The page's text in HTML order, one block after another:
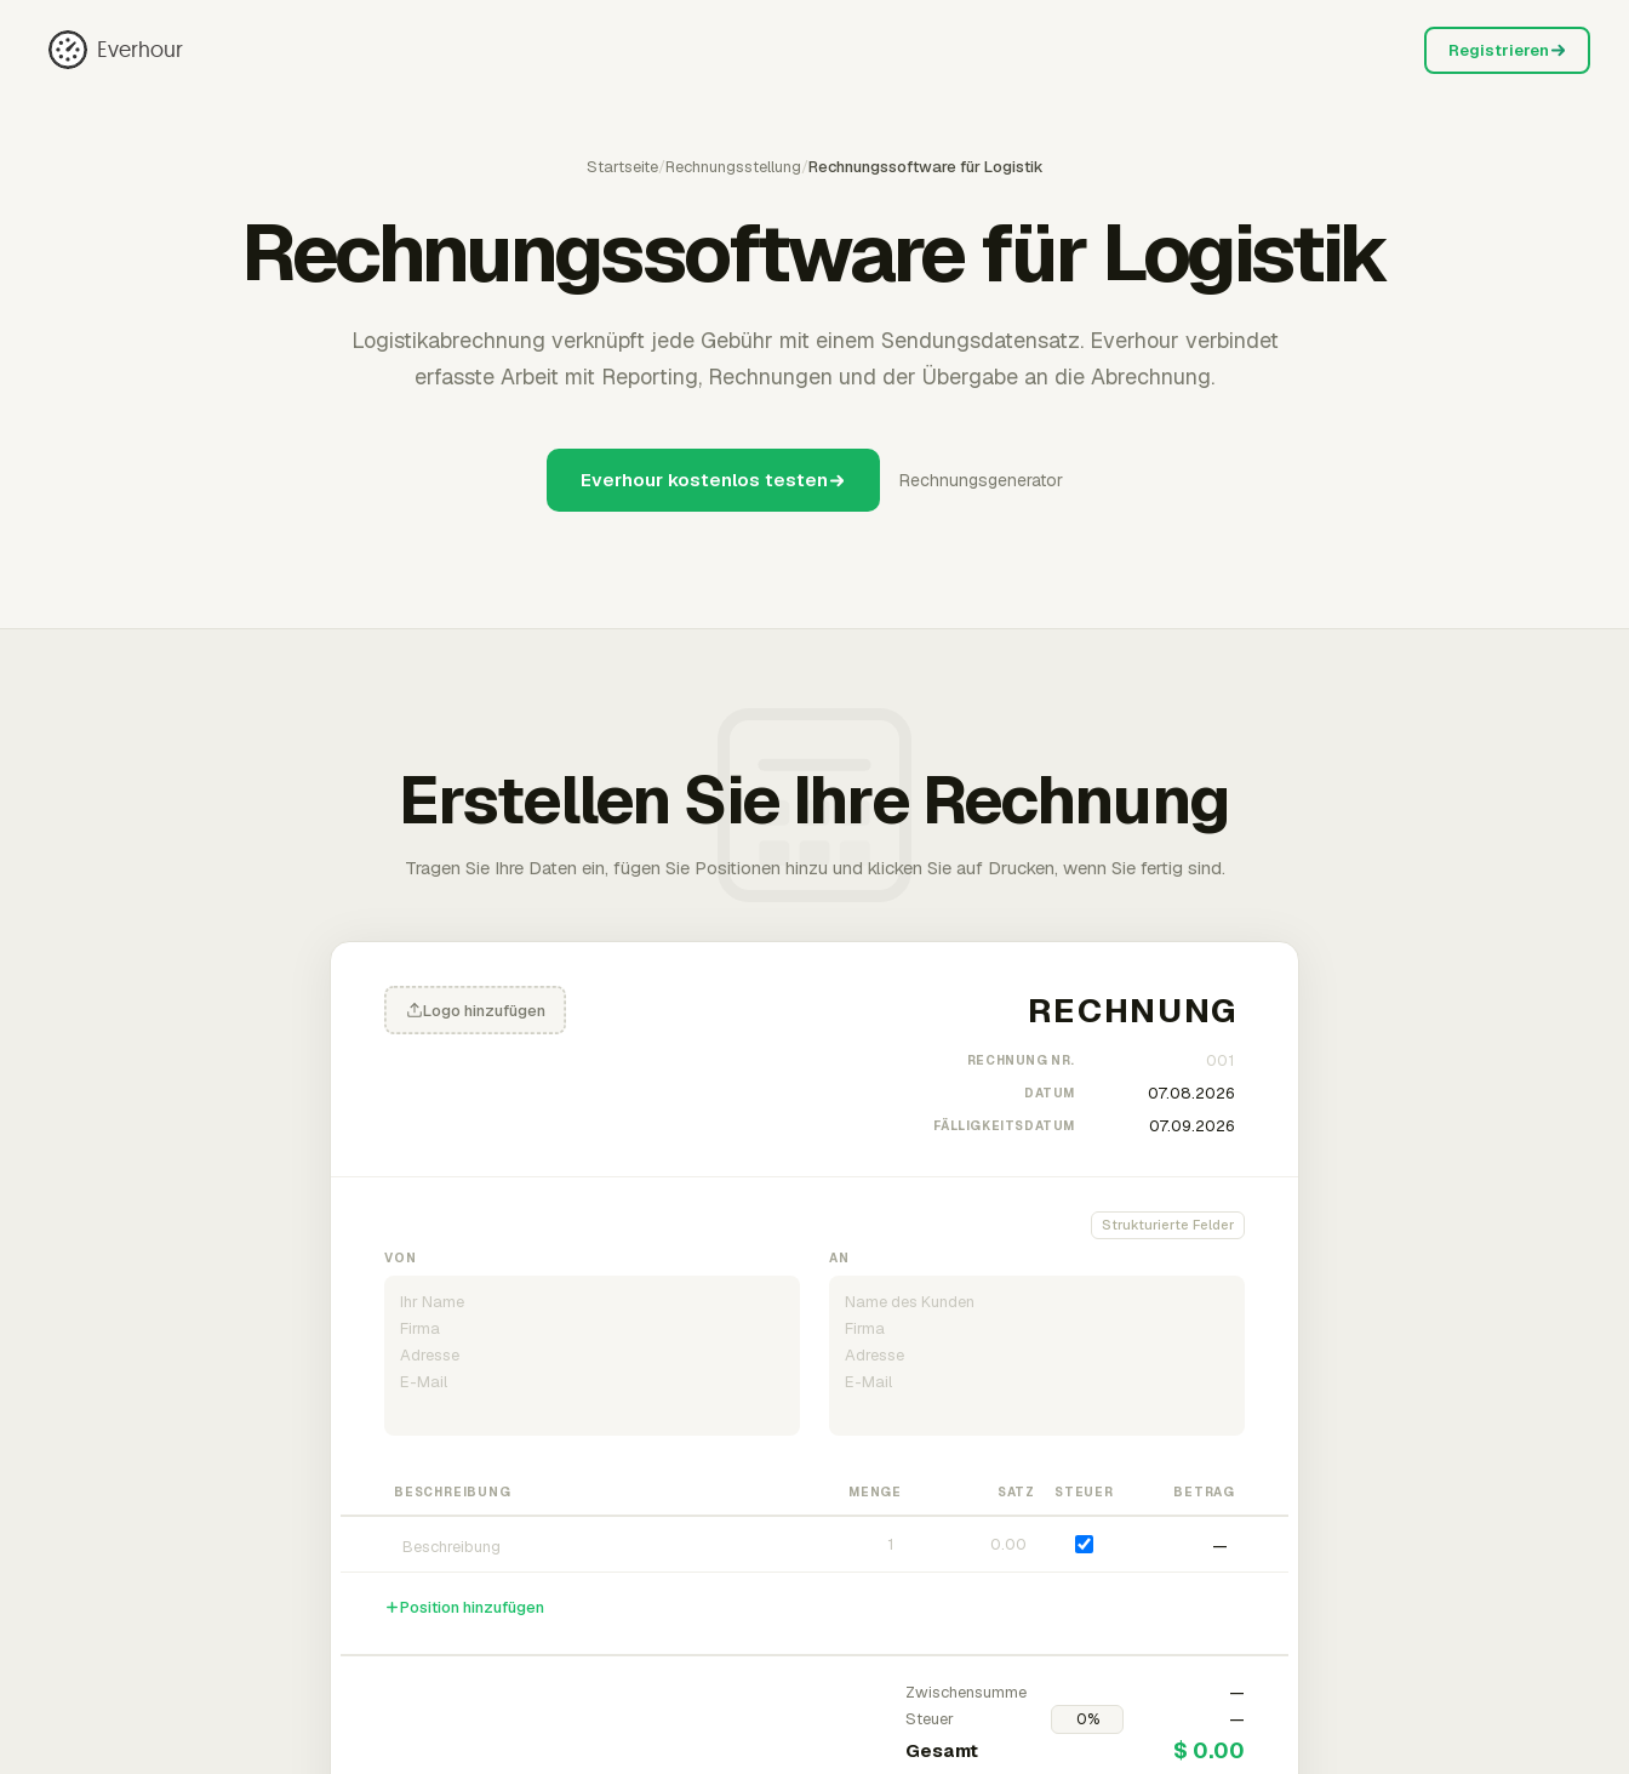
Everhour Registrieren
Startseite/Rechnungsstellung/Rechnungssoftware für Logistik
Rechnungssoftware für Logistik
Logistikabrechnung verknüpft jede Gebühr mit einem Sendungsdatensatz. Everhour verbindet
erfasste Arbeit mit Reporting, Rechnungen und der Übergabe an die Abrechnung.
Everhour kostenlos testen Rechnungsgenerator
Erstellen Sie Ihre Rechnung
Tragen Sie Ihre Daten ein, fügen Sie Positionen hinzu und klicken Sie auf Drucken, wenn Sie fertig sind.
Logo hinzufügen
RECHNUNG NR.
DATUM
FÄLLIGKEITSDATUM
Strukturierte Felder
VON AN
BESCHREIBUNG MENGE SATZ STEUER BETRAG
—
Position hinzufügen
Zwischensumme
—
Steuer
—
Gesamt $ 0.00